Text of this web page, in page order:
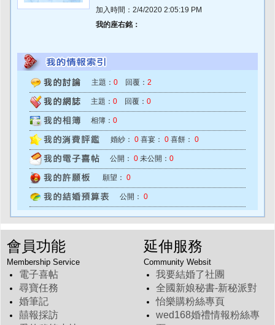
加入時間：2/4/2020 2:05:19 PM
我的座右銘：
主題： 0 回覆： 2
主題： 0 回覆： 0
相簿： 0
婚紗： 0 喜宴： 0 喜餅： 0
公開： 0 未公開： 0
願望： 0
公開： 0
會員功能
Membership Service
電子喜帖
尋寶任務
婚筆記
囍報採訪
延伸服務
Community Websit
我要結婚了社團
全國新娘秘書-新秘派對
怡樂購粉絲專頁
wed168婚禮情報粉絲專